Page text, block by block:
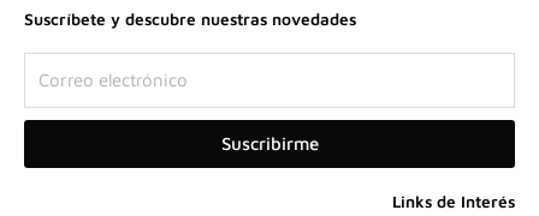
g
r
m
o
o
-
f
k
Suscríbete y descubre nuestras novedades
electrónico
Suscribirme
Links de Interés